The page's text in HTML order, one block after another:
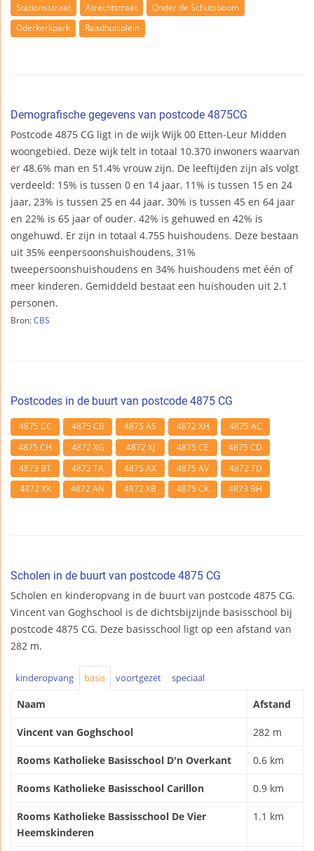
Stationsstraat
Atrechtstraat
Onder de Schutsboom
Oderkerkpark
Raadhuisplein
Demografische gegevens van postcode 4875CG
Postcode 4875 CG ligt in de wijk Wijk 00 Etten-Leur Midden
woongebied. Deze wijk telt in totaal 10.370 inwoners waarvan
er 48.6% man en 51.4% vrouw zijn. De leeftijden zijn als volgt
verdeeld: 15% is tussen 0 en 14 jaar, 11% is tussen 15 en 24
jaar, 23% is tussen 25 en 44 jaar, 30% is tussen 45 en 64 jaar
en 22% is 65 jaar of ouder. 42% is gehuwed en 42% is
ongehuwd. Er zijn in totaal 4.755 huishoudens. Deze bestaan
uit 35% eenpersoonshuishoudens, 31%
tweepersoonshuishoudens en 34% huishoudens met één of
meer kinderen. Gemiddeld bestaat een huishouden uit 2.1
personen.
Bron: CBS
Postcodes in de buurt van postcode 4875 CG
4875 CC 4875 CB 4875 AS 4872 XH
4875 AC
4875 CH
4872 XG 4872 XJ 4875 CE
4875 CD
4873 BT
4872 TA 4875 AX 4875 AV
4872 TD
4872 XK
4872 AN 4872 XB 4875 CK 4873 BH
Scholen in de buurt van postcode 4875 CG
Scholen en kinderopvang in de buurt van postcode 4875 CG.
Vincent van Goghschool is de dichtsbijzijnde basisschool bij
postcode 4875 CG. Deze basisschool ligt op een afstand van
282 m.
kinderopvang basis voortgezet speciaal
Naam Afstand
Vincent van Goghschool 282 m
Rooms Katholieke Basisschool D'n Overkant 0.6 km
Rooms Katholieke Basisschool Carillon 0.9 km
Rooms Katholieke Bassisschool De Vier
Heemskinderen
1.1 km